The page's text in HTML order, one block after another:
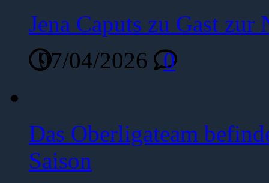
Jena Caputs zu Gast zur
07/04/2026
0
Das Oberligateam
Saison